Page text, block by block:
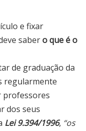
e fixar
sabero que é o
de graduação da
regularmente
professores
dos seus
Lei 9.394/1996, “os